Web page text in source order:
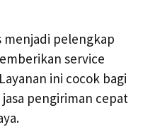
menjadi pelengkap
service
ini cocok bagi
pengiriman cepat